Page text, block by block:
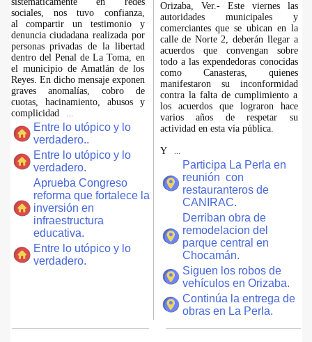
sociales, nos tuvo confianza,
al compartir un testimonio y
denuncia ciudadana realizada por
personas privadas de la libertad
dentro del Penal de La Toma, en
el municipio de Amatlán de los
Reyes. En dicho mensaje exponen
graves anomalías, cobro de
cuotas, hacinamiento, abusos y
complicidad
Entre lo utópico y lo
verdadero..
Entre lo utópico y lo
verdadero.
Aprueba Congreso
reforma que fortalece la
inversión en
infraestructura
educativa.
Entre lo utópico y lo
verdadero.
Orizaba, Ver.- Este viernes las
autoridades municipales y
comerciantes que se ubican en la
calle de Norte 2, deberán llegar a
acuerdos que convengan sobre
todo a las expendedoras conocidas
como Canasteras, quienes
manifestaron su inconformidad
contra la falta de cumplimiento a
los acuerdos que lograron hace
varios años de respetar su
actividad en esta vía pública.
Y
Participa La Perla en
reunión con
restauranteros de
CANIRAC.
Derriban obra de
remodelacion del
parque central en
Chocamán.
Siguen los robos de
vehículos en Orizaba.
Continúa la entrega de
obras en La Perla.